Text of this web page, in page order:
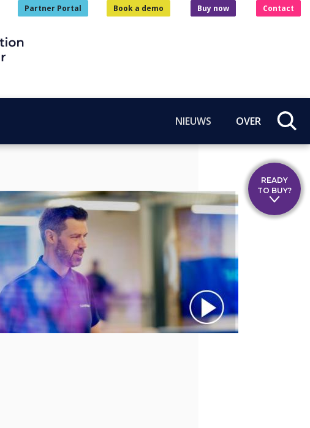
Partner Portal Book a demo Buy now Contact
NIEUWS OVER
READY
TO BUY?